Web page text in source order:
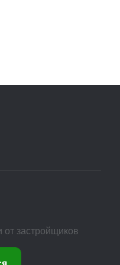
от застройщиков